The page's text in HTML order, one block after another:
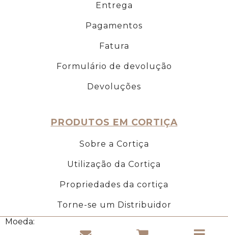
Moeda:
Entrega
Pagamentos
Fatura
Formulário de devolução
Devoluções
PRODUTOS EM CORTIÇA
Sobre a Cortiça
Utilização da Cortiça
Propriedades da cortiça
Torne-se um Distribuidor